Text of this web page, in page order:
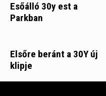
Esőálló 30y est a
Parkban
Elsőre beránt a 30Y új
klipje